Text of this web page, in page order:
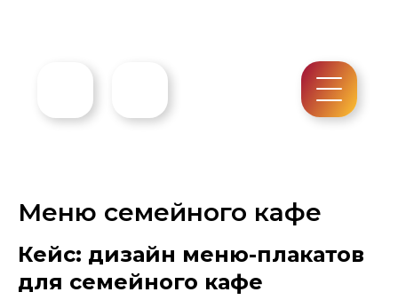
Меню семейного кафе
Кейс: дизайн меню-плакатов
для семейного кафе